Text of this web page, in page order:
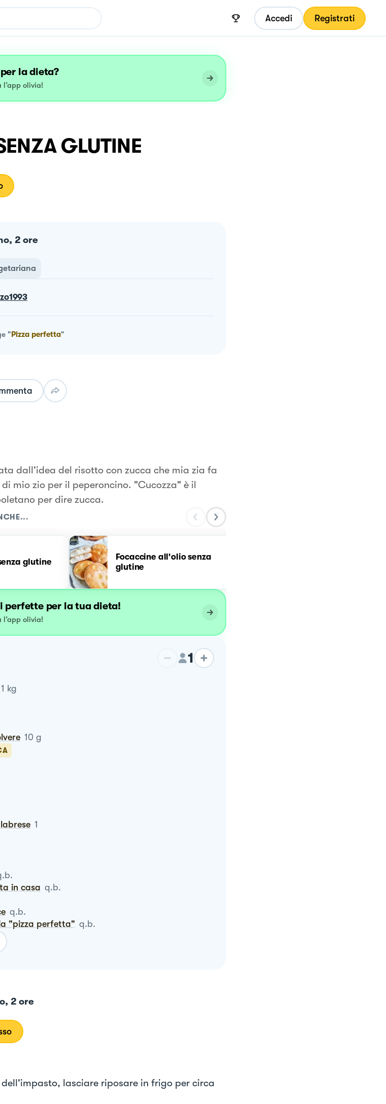
Accedi Registrati
la dieta?
olivia!
GLUTINE
2 ore
"Pizza perfetta"
dall'idea del risotto con zucca che mia zia fa
mio zio per il peperoncino. "Cucozza" è il
per dire zucca.
glutine
Focaccine all'olio senza
glutine
perfette per la tua dieta!
olivia!
1
1 kg
10 g
1
in casa q.b.
q.b.
"pizza perfetta" q.b.
2 ore
lasciare riposare in frigo per circa